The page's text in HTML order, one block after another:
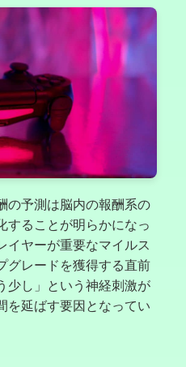
の予測は脳内の報酬系の
することが明らかになっ
イヤーが重要なマイルス
グレードを獲得する直前
少し」という神経刺激が
を延ばす要因となってい